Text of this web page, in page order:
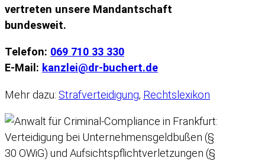
vertreten unsere Mandantschaft
bundesweit.
Telefon: 069 710 33 330
E-Mail: kanzlei@dr-buchert.de
Mehr dazu: Strafverteidigung, Rechtslexikon